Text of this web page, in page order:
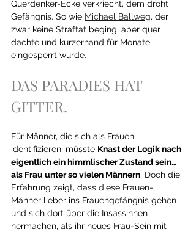
Querdenker-Ecke verkriecht, dem droht
Gefängnis. So wie Michael Ballweg, der
zwar keine Straftat beging, aber quer
dachte und kurzerhand für Monate
eingesperrt wurde.
DAS PARADIES HAT
GITTER.
Für Männer, die sich als Frauen
identifizieren, müsste Knast der Logik nach
eigentlich ein himmlischer Zustand sein…
als Frau unter so vielen Männern. Doch die
Erfahrung zeigt, dass diese Frauen-
Männer lieber ins Frauengefängnis gehen
und sich dort über die Insassinnen
hermachen, als ihr neues Frau-Sein mit